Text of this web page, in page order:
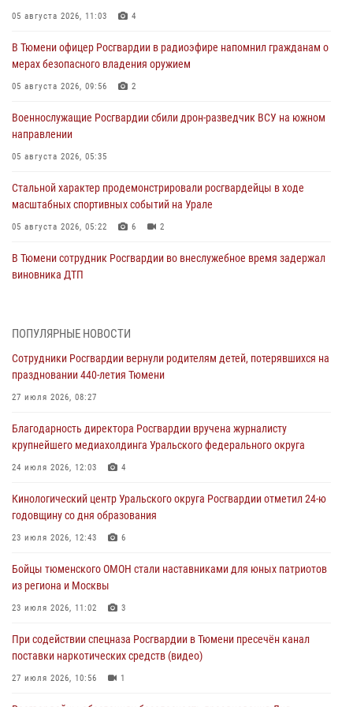
05 августа 2026, 11:03 4
В Тюмени офицер Росгвардии в радиоэфире напомнил гражданам о
мерах безопасного владения оружием
05 августа 2026, 09:56 2
Военнослужащие Росгвардии сбили дрон-разведчик ВСУ на южном
направлении
05 августа 2026, 05:35
Стальной характер продемонстрировали росгвардейцы в ходе
масштабных спортивных событий на Урале
05 августа 2026, 05:22 6 2
В Тюмени сотрудник Росгвардии во внеслужебное время задержал
виновника ДТП
Со 101-м Днём рождения поздравили сотрудники Росгвардии
04 августа 2026, 11:07
Спецназ Росгвардии провел комплексную тренировку в полевых
04 августа 2026, 06:28
Тюменские правоохранители провели соревнования по стрельбе
03 августа 2026, 07:35
Росгвардия противодействует БПЛА ВСУ на южном направлении
03 августа 2026, 07:29
ПОПУЛЯРНЫЕ НОВОСТИ
Сотрудники Росгвардии вернули родителям детей, потерявшихся на
праздновании 440-летия Тюмени
27 июля 2026, 08:27
Благодарность директора Росгвардии вручена журналисту
крупнейшего медиахолдинга Уральского федерального округа
24 июля 2026, 12:03 4
Кинологический центр Уральского округа Росгвардии отметил 24-ю
годовщину со дня образования
23 июля 2026, 12:43 6
Бойцы тюменского ОМОН стали наставниками для юных патриотов
из региона и Москвы
23 июля 2026, 11:02 3
При содействии спецназа Росгвардии в Тюмени пресечён канал
поставки наркотических средств (видео)
27 июля 2026, 10:56 1